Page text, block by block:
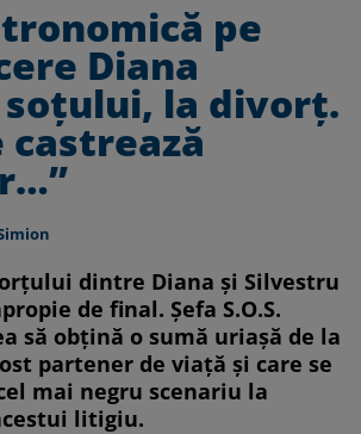
pe
Diana
soțului, la divorț.
castrează
dintre Diana și Silvestru
de final. Șefa S.O.S.
să obțină o sumă uriașă de la
partener de viață și care se
mai negru scenariu la
litigiu.